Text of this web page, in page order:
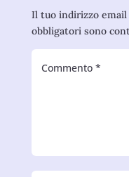
Il tuo indirizzo email
obbligatori sono